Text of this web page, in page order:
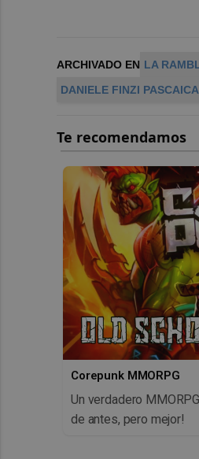
ARCHIVADO EN LA
DANIELE FINZI
Corepunk MMORPG
Un verdadero
de antes, pero mejor!